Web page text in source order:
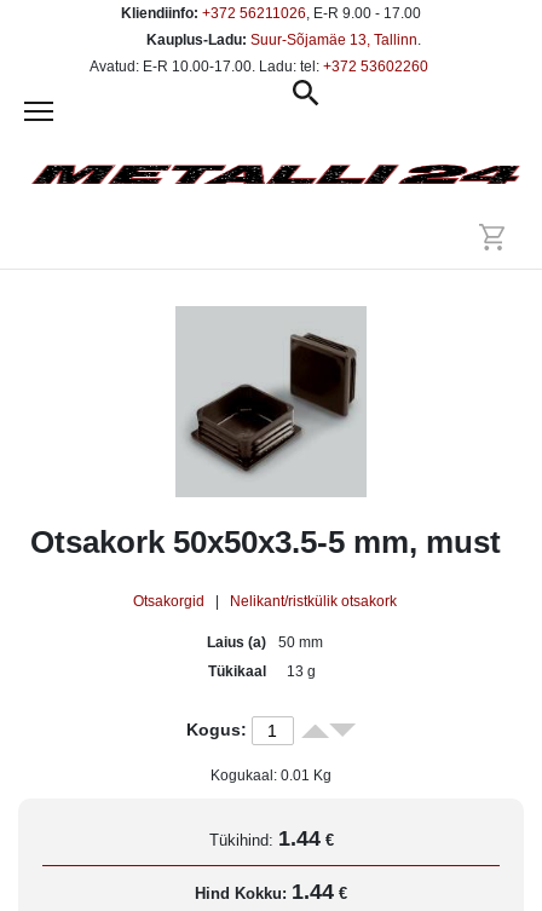
Kliendiinfo: +372 56211026, E-R 9.00 - 17.00
Kauplus-Ladu: Suur-Sõjamäe 13, Tallinn.
Avatud: E-R 10.00-17.00. Ladu: tel: +372 53602260
Otsakork 50x50x3.5-5 mm, must
Otsakorgid Nelikant/ristkülik otsakork
Laius (a)
50 mm
Tükikaal
13 g
Kogus:
Kogukaal: 0.01 Kg
Tükihind: 1.44 €
Hind Kokku: 1.44 €